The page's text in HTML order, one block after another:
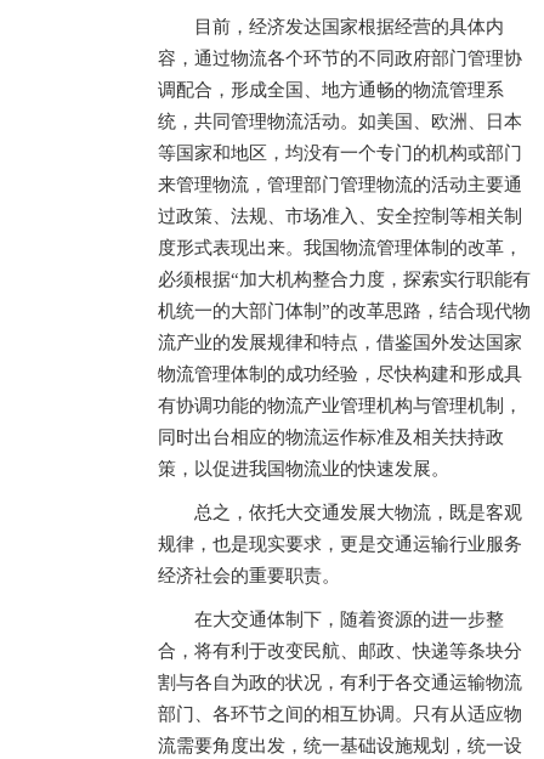
目前，经济发达国家根据经营的具体内
容，通过物流各个环节的不同政府部门管理协
调配合，形成全国、地方通畅的物流管理系
统，共同管理物流活动。如美国、欧洲、日本
等国家和地区，均没有一个专门的机构或部门
来管理物流，管理部门管理物流的活动主要通
过政策、法规、市场准入、安全控制等相关制
度形式表现出来。我国物流管理体制的改革，
必须根据“加大机构整合力度，探索实行职能有
机统一的大部门体制”的改革思路，结合现代物
流产业的发展规律和特点，借鉴国外发达国家
物流管理体制的成功经验，尽快构建和形成具
有协调功能的物流产业管理机构与管理机制，
同时出台相应的物流运作标准及相关扶持政
策，以促进我国物流业的快速发展。
总之，依托大交通发展大物流，既是客观
规律，也是现实要求，更是交通运输行业服务
经济社会的重要职责。
在大交通体制下，随着资源的进一步整
合，将有利于改变民航、邮政、快递等条块分
割与各自为政的状况，有利于各交通运输物流
部门、各环节之间的相互协调。只有从适应物
流需要角度出发，统一基础设施规划，统一设